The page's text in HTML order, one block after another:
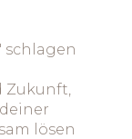
schlagen
Zukunft,
lösen